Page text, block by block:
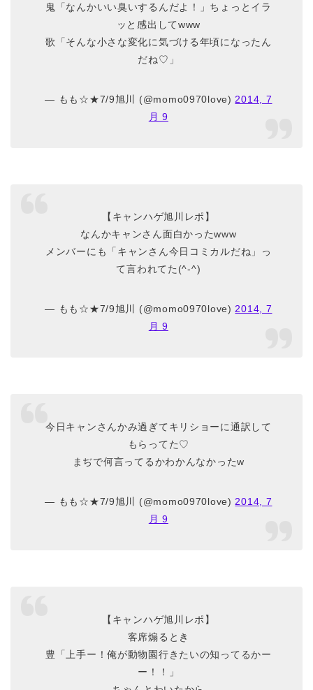
鬼「なんかいい臭いするんだよ！」ちょっとイラ
ッと感出してwww
歌「そんな小さな変化に気づける年頃になったん
だね♡」
— もも☆★7/9旭川 (@momo0970love) 2014, 7
月 9
【キャンハゲ旭川レポ】
なんかキャンさん面白かったwww
メンバーにも「キャンさん今日コミカルだね」っ
て言われてた(^-^)
— もも☆★7/9旭川 (@momo0970love)2014, 7
月 9
今日キャンさんかみ過ぎてキリショーに通訳して
もらってた♡
まぢで何言ってるかわかんなかったw
— もも☆★7/9旭川 (@momo0970love) 2014, 7
月 9
【キャンハゲ旭川レポ】
客席煽るとき
豊「上手ー！俺が動物園行きたいの知ってるかー
ー！！」